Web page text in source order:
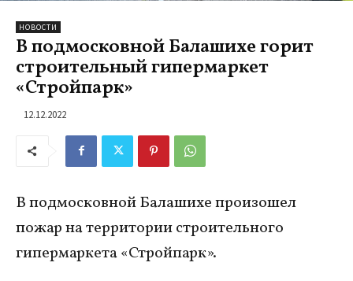
НОВОСТИ
В подмосковной Балашихе горит
строительный гипермаркет
«Стройпарк»
12.12.2022
В подмосковной Балашихе произошел
пожар на территории строительного
гипермаркета «Стройпарк».